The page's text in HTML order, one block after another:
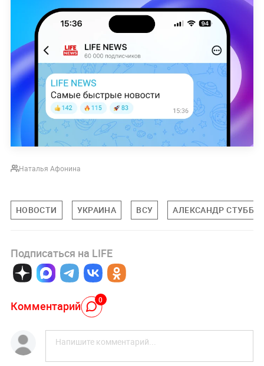
Наталья Афонина
НОВОСТИ УКРАИНА ВСУ АЛЕКСАНДР СТУББ
Подписаться на LIFE
Комментарий 0